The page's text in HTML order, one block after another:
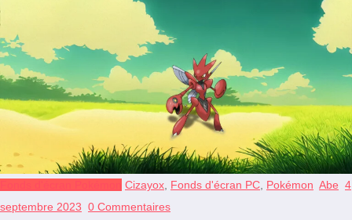
Cizayox, Fonds d'écran PC, Pokémon Abe 4
septembre 2023 0 Commentaires